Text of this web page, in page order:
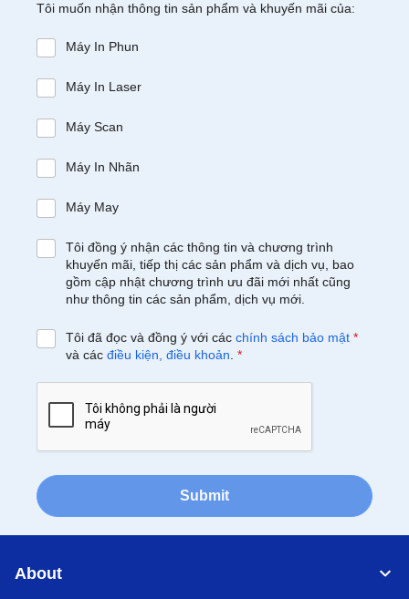
Tôi muốn nhận thông tin sản phẩm và khuyến mãi của:
Máy In Phun
Máy In Laser
Máy Scan
Máy In Nhãn
Máy May
Tôi đồng ý nhận các thông tin và chương trình
khuyến mãi, tiếp thị các sản phẩm và dịch vụ, bao
gồm cập nhật chương trình ưu đãi mới nhất cũng
như thông tin các sản phẩm, dịch vụ mới.
Tôi đã đọc và đồng ý với các chính sách bảo mật *
và các điều kiện, điều khoản *
Submit
About